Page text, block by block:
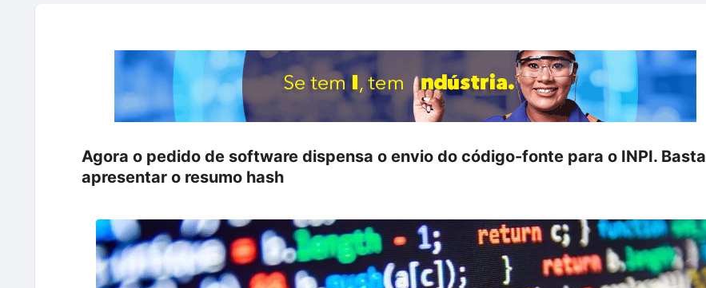
Agora o pedido de software dispensa o envio do código-fonte para o INPI. Basta
apresentar o resumo hash